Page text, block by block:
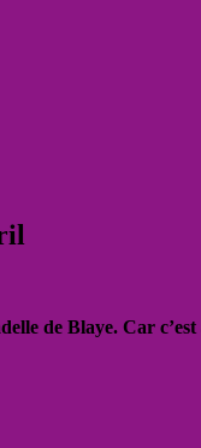
de Blaye. Car